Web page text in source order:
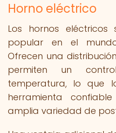
Horno eléctrico
Los hornos
popular en el
Ofrecen una
permiten un
temperatura, lo que
herramienta
amplia variedad de